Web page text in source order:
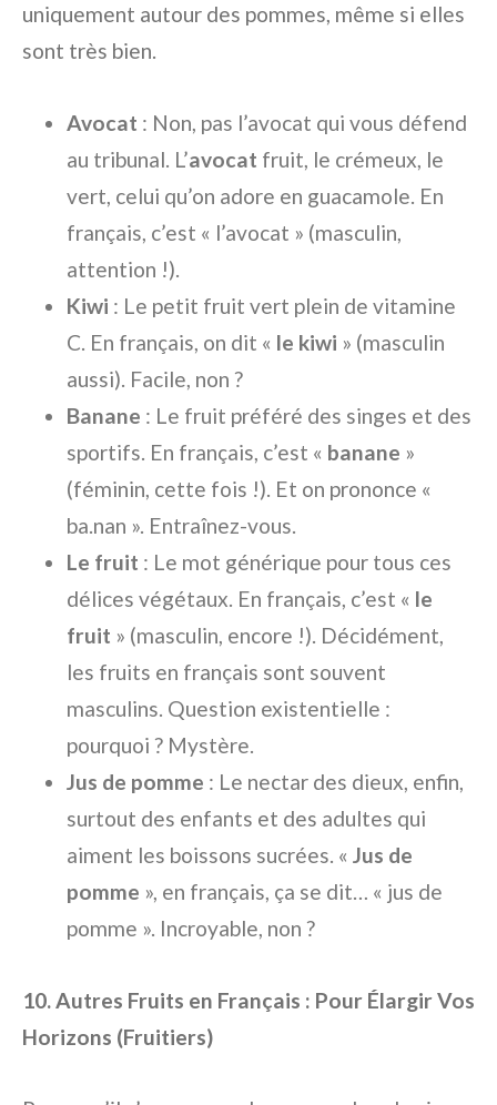
uniquement autour des pommes, même si elles
sont très bien.
Avocat : Non, pas l’avocat qui vous défend
au tribunal. L’avocat fruit, le crémeux, le
vert, celui qu’on adore en guacamole. En
français, c’est « l’avocat » (masculin,
attention !).
Kiwi : Le petit fruit vert plein de vitamine
C. En français, on dit « le kiwi » (masculin
aussi). Facile, non ?
Banane : Le fruit préféré des singes et des
sportifs. En français, c’est « banane »
(féminin, cette fois !). Et on prononce «
ba.nan ». Entraînez-vous.
Le fruit : Le mot générique pour tous ces
délices végétaux. En français, c’est « le
fruit » (masculin, encore !). Décidément,
les fruits en français sont souvent
masculins. Question existentielle :
pourquoi ? Mystère.
Jus de pomme : Le nectar des dieux, enfin,
surtout des enfants et des adultes qui
aiment les boissons sucrées. « Jus de
pomme », en français, ça se dit… « jus de
pomme ». Incroyable, non ?
10. Autres Fruits en Français : Pour Élargir Vos
Horizons (Fruitiers)